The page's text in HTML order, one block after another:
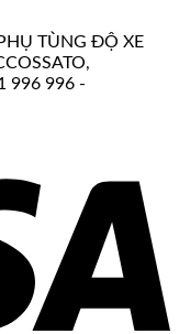
TÙNG ĐỘ XE
996 996 -